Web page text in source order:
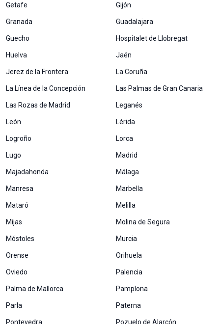
Getafe Gijón
Granada Guadalajara
Guecho Hospitalet de Llobregat
Huelva Jaén
Jerez de la Frontera La Coruña
La Línea de la Concepción Las Palmas de Gran Canaria
Las Rozas de Madrid Leganés
León Lérida
Logroño Lorca
Lugo Madrid
Majadahonda Málaga
Manresa Marbella
Mataró Melilla
Mijas Molina de Segura
Móstoles Murcia
Orense Orihuela
Oviedo Palencia
Palma de Mallorca Pamplona
Parla Paterna
Pontevedra Pozuelo de Alarcón